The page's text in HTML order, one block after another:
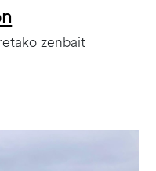
zenbait